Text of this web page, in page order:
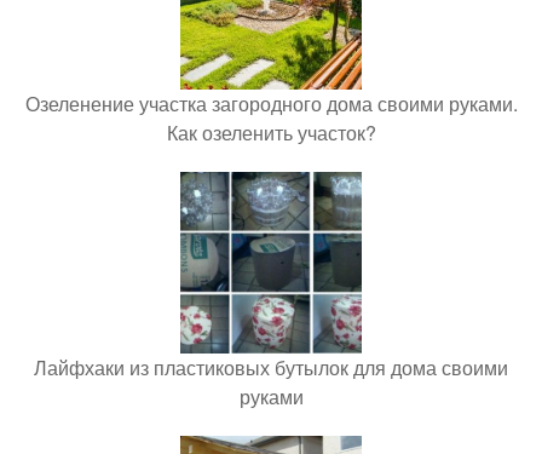
Озеленение участка загородного дома своими руками.
Как озеленить участок?
Лайфхаки из пластиковых бутылок для дома своими
руками